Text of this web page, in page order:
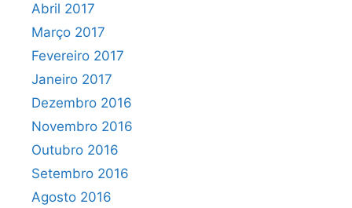
Abril 2017
Março 2017
Fevereiro 2017
Janeiro 2017
Dezembro 2016
Novembro 2016
Outubro 2016
Setembro 2016
Agosto 2016